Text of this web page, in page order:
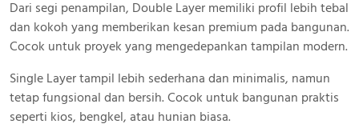
Dari segi penampilan, Double Layer memiliki profil lebih tebal
dan kokoh yang memberikan kesan premium pada bangunan.
Cocok untuk proyek yang mengedepankan tampilan modern.
Single Layer tampil lebih sederhana dan minimalis, namun
tetap fungsional dan bersih. Cocok untuk bangunan praktis
seperti kios, bengkel, atau hunian biasa.